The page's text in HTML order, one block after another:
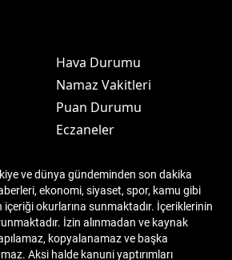
Hava Durumu
Namaz Vakitleri
Puan Durumu
Eczaneler
ve dünya gündeminden son dakika
ekonomi, siyaset, spor, kamu gibi
okurlarına sunmaktadır. İçeriklerinin
İzin alınmadan ve kaynak
kopyalanamaz ve başka
Aksi halde kanuni yaptırımları